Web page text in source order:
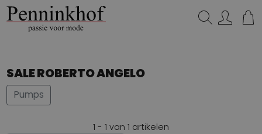
SALE ROBERTO ANGELO
Pumps
1 - 1 van 1 artikelen